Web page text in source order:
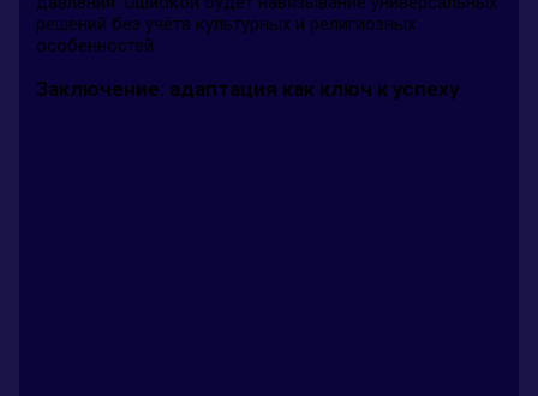
решений без учёта культурных и религиозных
особенностей.
Заключение: адаптация как ключ к успеху